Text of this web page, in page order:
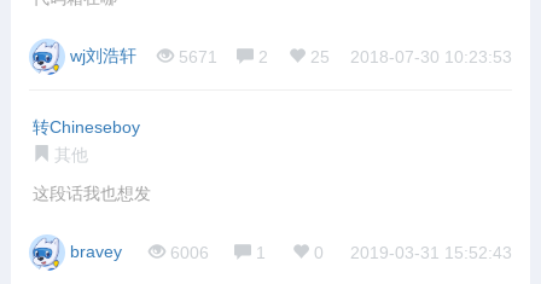
wj刘浩轩 5671 2 25 2018-07-30 10:23:53
转Chineseboy
其他
这段话我也想发
bravey 6006 1 0 2019-03-31 15:52:43